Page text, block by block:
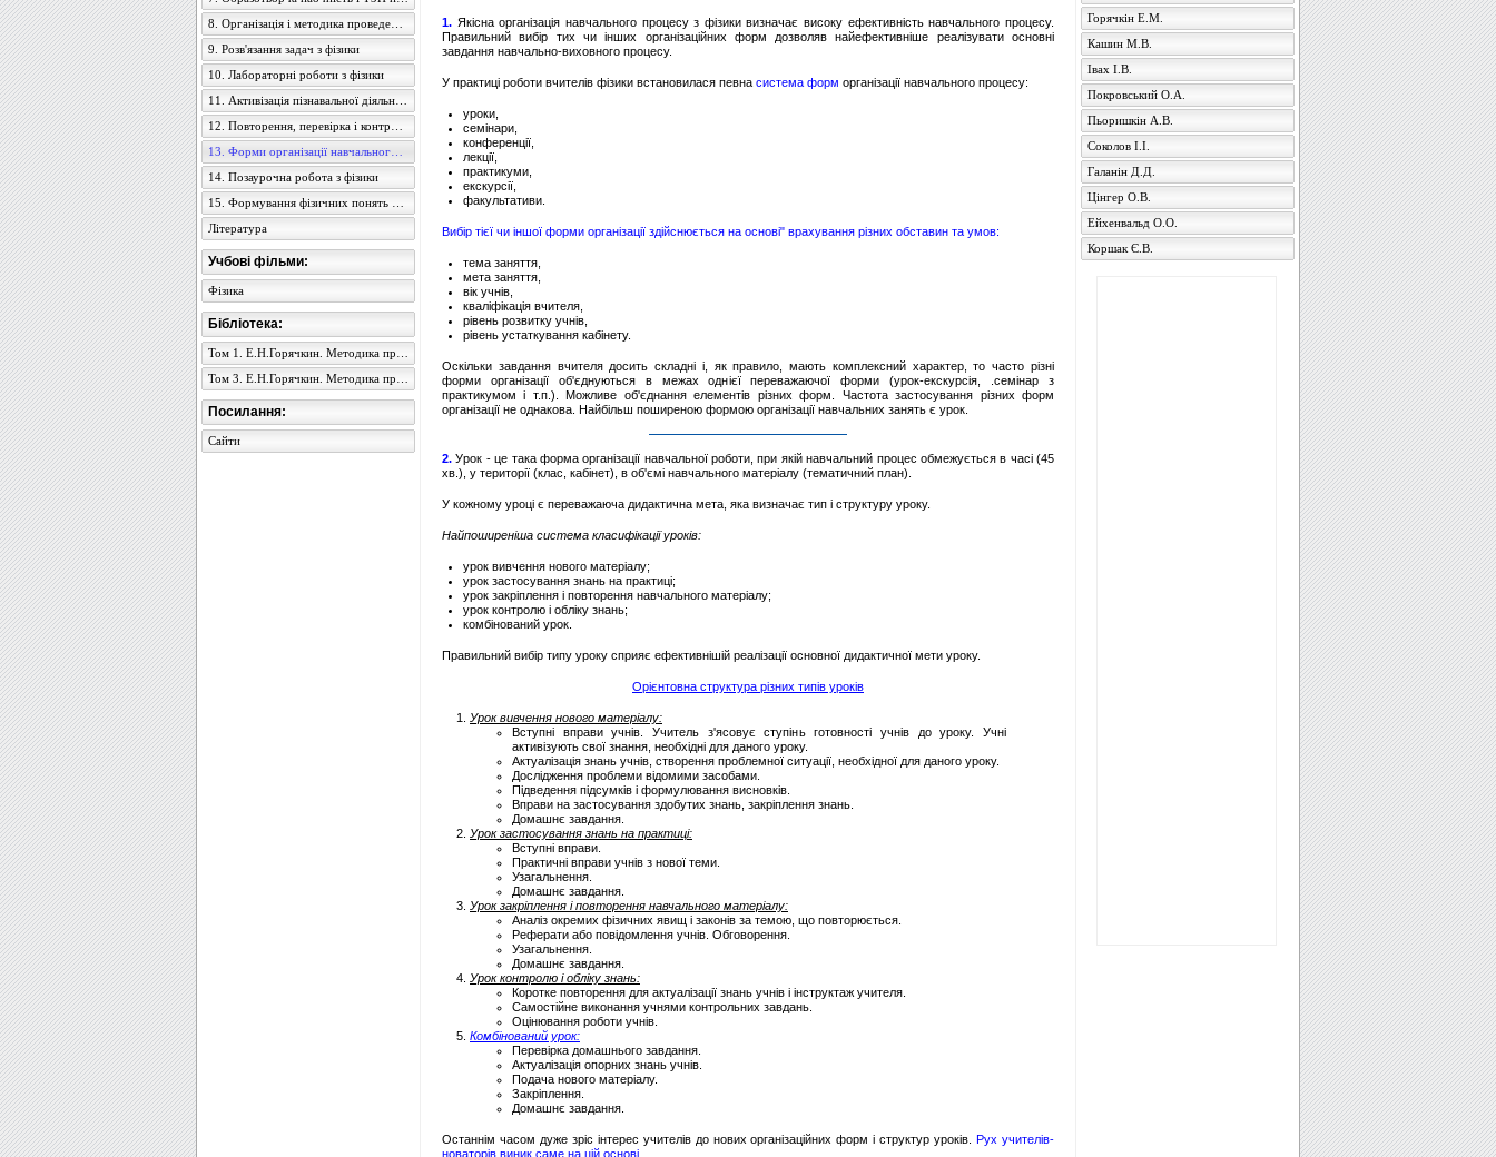
1. Якісна організація навчального процесу з фізики визначає високу ефективність навчального процесу.
Правильний вибір тих чи інших організаційних форм дозволяв найефективніше реалізувати основні
завдання навчально-виховного процесу.
У практиці роботи вчителів фізики встановилася певна система форм організації навчального процесу:
уроки,
семінари,
конференції,
лекції,
практикуми,
екскурсії,
факультативи.
Вибір тієї чи іншої форми організації здійснюється на основі" врахування різних обставин та умов:
тема заняття,
мета заняття,
вік учнів,
кваліфікація вчителя,
рівень розвитку учнів,
рівень устаткування кабінету.
Оскільки завдання вчителя досить складні і, як правило, мають комплексний характер, то часто різні
форми організації об'єднуються в межах однієї переважаючої форми (урок-екскурсія, .семінар з
практикумом і т.п.). Можливе об'єднання елементів різних форм. Частота застосування різних форм
організації не однакова. Найбільш поширеною формою організації навчальних занять є урок.
2. Урок - це така форма організації навчальної роботи, при якій навчальний процес обмежується в часі (45
хв.), у території (клас, кабінет), в об'ємі навчального матеріалу (тематичний план).
У кожному уроці є переважаюча дидактична мета, яка визначає тип і структуру уроку.
Найпоширеніша система класифікації уроків:
урок вивчення нового матеріалу;
урок застосування знань на практиці;
урок закріплення і повторення навчального матеріалу;
урок контролю і обліку знань;
комбінований урок.
Правильний вибір типу уроку сприяє ефективнішій реалізації основної дидактичної мети уроку.
Орієнтовна структура різних типів уроків
Урок вивчення нового матеріалу:
Вступні вправи учнів. Учитель з'ясовує ступінь готовності учнів до уроку. Учні
активізують свої знання, необхідні для даного уроку.
Актуалізація знань учнів, створення проблемної ситуації, необхідної для даного уроку.
Дослідження проблеми відомими засобами.
Підведення підсумків і формулювання висновків.
Вправи на застосування здобутих знань, закріплення знань.
Домашнє завдання.
Урок застосування знань на практиці:
Вступні вправи.
Практичні вправи учнів з нової теми.
Узагальнення.
Домашнє завдання.
Урок закріплення і повторення навчального матеріалу:
Аналіз окремих фізичних явищ і законів за темою, що повторюється.
Реферати або повідомлення учнів. Обговорення.
Узагальнення.
Домашнє завдання.
Урок контролю і обліку знань:
Коротке повторення для актуалізації знань учнів і інструктаж учителя.
Самостійне виконання учнями контрольних завдань.
Оцінювання роботи учнів.
Комбінований урок:
Перевірка домашнього завдання.
Актуалізація опорних знань учнів.
Подача нового матеріалу.
Закріплення.
Домашнє завдання.
Останнім часом дуже зріс інтерес учителів до нових організаційних форм і структур уроків.Рух учителів-
новаторів виник саме на цій основі.
9. Розв'язання задач з фізики
10. Лабораторні роботи з фізики
14. Позаурочна робота з фізики
Література
Учбові фільми:
Фізика
Бібліотека:
Посилання:
Сайти
Горячкін Е.М.
Кашин М.В.
Івах І.В.
Покровський О.А.
Пьоришкін А.В.
Соколов І.І.
Галанін Д.Д.
Цінгер О.В.
Ейхенвальд О.О.
Коршак Є.В.